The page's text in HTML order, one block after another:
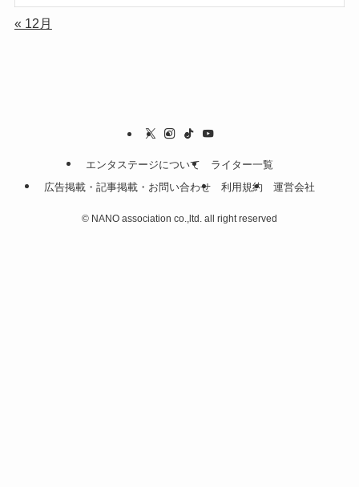
« 12月
エンタステージについて
ライター一覧
広告掲載・記事掲載・お問い合わせ
利用規約 運営会社
© NANO association co.,ltd. all right reserved